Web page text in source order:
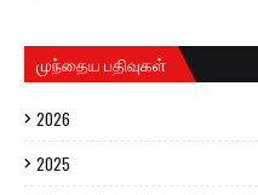
முந்தைய பதிவுகள்
2026
2025